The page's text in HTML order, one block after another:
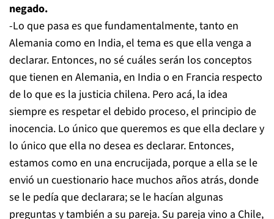
negado.
-Lo que pasa es que fundamentalmente, tanto en
Alemania como en India, el tema es que ella venga a
declarar. Entonces, no sé cuáles serán los conceptos
que tienen en Alemania, en India o en Francia respecto
de lo que es la justicia chilena. Pero acá, la idea
siempre es respetar el debido proceso, el principio de
inocencia. Lo único que queremos es que ella declare y
lo único que ella no desea es declarar. Entonces,
estamos como en una encrucijada, porque a ella se le
envió un cuestionario hace muchos años atrás, donde
se le pedía que declarara; se le hacían algunas
preguntas y también a su pareja. Su pareja vino a Chile,